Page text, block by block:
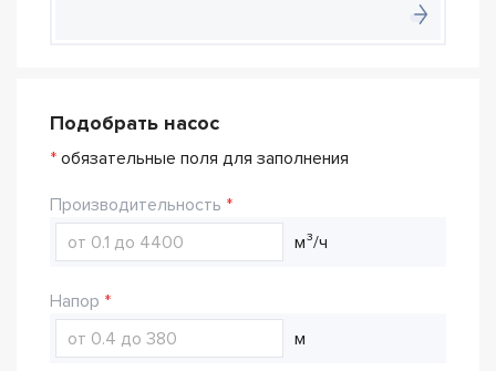
Подобрать насос
* обязательные поля для заполнения
Производительность
м³/ч
Напор
м